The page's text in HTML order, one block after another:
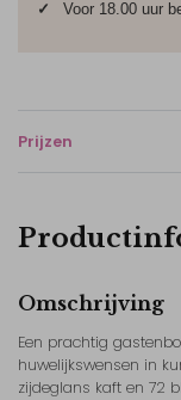
✓
Voor 18.00 uur
Prijzen
Omschrijving
Een prachtig
huwelijkswensen in
zijdeglans kaft en 72